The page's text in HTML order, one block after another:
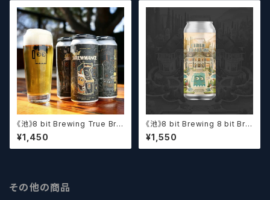
《池》8 bit Brewing True Bre
wmance (473ml) / トゥルー
ブルーマンス【クラフトビール】
¥1,450
《池》8 bit Brewing 8 bit Bre
wing Chateau De La Dank
WC DIPA (473ml) / シャトー・
ド・ラ・ダンク【クラフトビール】
¥1,550
その他の商品